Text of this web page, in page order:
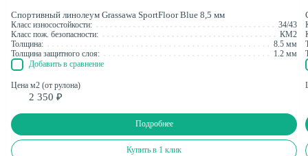
Спортивный линолеум Grassawa SportFloor Blue 8,5 мм
Класс износостойкости:
34/43
Класс пож. безопасности:
КМ2
Толщина:
8.5 мм
Толщина защитного слоя:
1.2 мм
Добавить в сравнение
Цена м2 (от рулона)
2 350 ₽
Подробнее
Купить в 1 клик